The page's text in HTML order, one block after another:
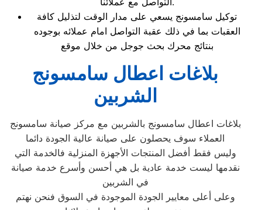
توكيل سامسونج يسعي على مدار الوقت لتذليل كافة
العقبات بما في ذلك عقبة التواصل امام عملائه بوجوده
بنتائج محرك بحث جوجل من خلال موقع
بلاغات اعطال سامسونج
الشربين
بلاغات اعطال سامسونج بالشربين مع مركز صيانة سامسونج
العملاء سوف يحصلون على صيانة عالية الجودة دائما
وليس فقط أفضل المنتجات الأجهزة المنزلية فالخدمة التي
نقدمها ليست خدمة عادية بل هي أحسن وأسرع خدمة صيانة
في الشربين
وعلى أعلى معايير الجودة الموجودة في السوق فنحن نهتم